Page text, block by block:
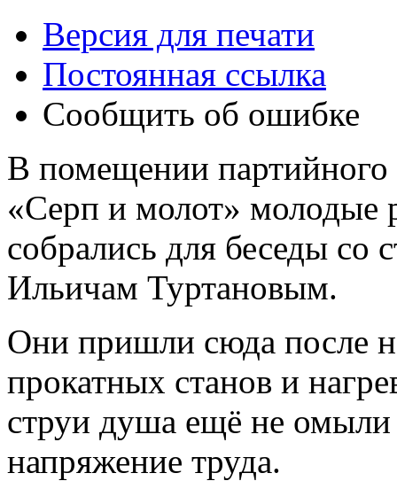
Версия для печати
Постоянная ссылка
Сообщить об ошибке
В помещении партийного
«Серп и молот» молодые
собрались для беседы
Ильичам Туртановым.
Они пришли сюда после
прокатных станов и
струи душа ещё не
напряжение труда.